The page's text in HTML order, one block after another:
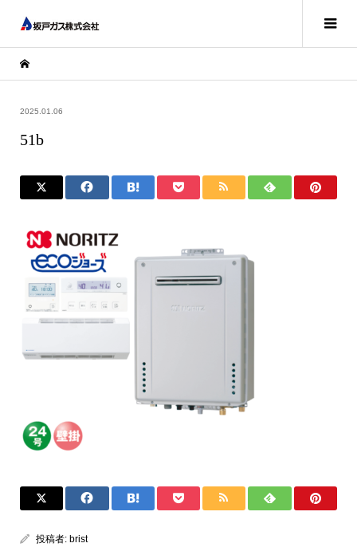
2025.01.06
51b
投稿者: brist